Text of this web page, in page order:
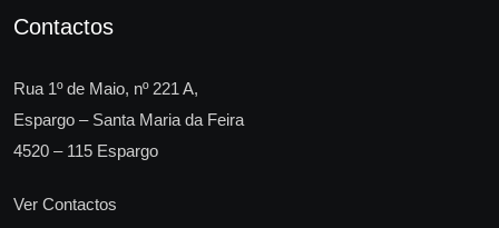
Contactos
Rua 1º de Maio, nº 221 A,
Espargo – Santa Maria da Feira
4520 – 115 Espargo
Ver Contactos